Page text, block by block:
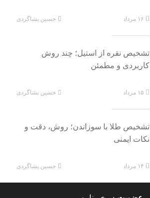
۱۶ مرداد حسین بشاگردی
تشخیص نقره از استیل؛ چند روش
کاربردی و مطمئن
۱۵ مرداد حسین بشاگردی
تشخیص طلا با سوزاندن؛ روش، دقت و
نکات ایمنی
۱۴ مرداد حسین بشاگردی